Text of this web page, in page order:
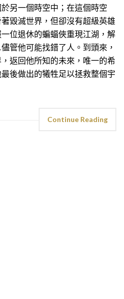
另一個時空中；在這個時空
毀滅世界，但卻沒有超級英雄
位退休的蝙蝠俠重現江湖，解
管他可能找錯了人。到頭來，
返回他所知的未來，唯一的希
後做出的犧牲足以拯救整個宇
Continue Reading